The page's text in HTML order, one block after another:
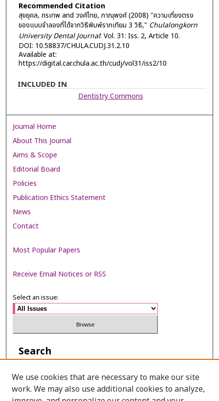
Recommended Citation
สุขยุคล, กรเทพ and วงศ์ไทย, ภาณุพงศ์ (2008) "ความเที่ยงตรง
ของแบบจําลองที่ได้จากวิธีพิมพ์รากเทียม 3 วิธี," Chulalongkorn
University Dental Journal: Vol. 31: Iss. 2, Article 10.
DOI: 10.58837/CHULA.CUDJ.31.2.10
Available at:
https://digital.car.chula.ac.th/cudj/vol31/iss2/10
INCLUDED IN
Dentistry Commons
Journal Home
About This Journal
Aims & Scope
Editorial Board
Policies
Publication Ethics Statement
News
Contact
Most Popular Papers
Receive Email Notices or RSS
Select an issue:
Search
Enter search terms:
We use cookies that are necessary to make our site
work. We may also use additional cookies to analyze,